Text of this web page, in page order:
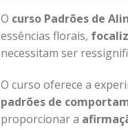
O curso Padrões de
essências florais,
necessitam ser
O curso oferece a
padrões de
proporcionar a